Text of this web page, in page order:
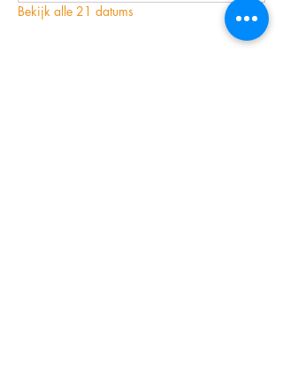
Bekijk alle 21 datums